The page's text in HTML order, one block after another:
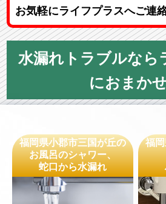
お気軽にライフプラスへご連
水漏れトラブルなら
におまかせ
福岡県小郡市三国が丘の
お風呂のシャワー、
蛇口から水漏れ
福